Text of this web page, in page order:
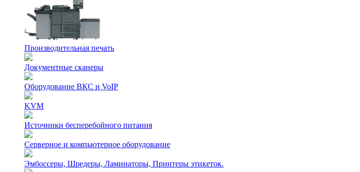
Производительная печать
Документные сканеры
Оборудование ВКС и VoIP
KVM
Источники бесперебойного питания
Серверное и компьютерное оборудование
Эмбоссеры, Шредеры, Ламинаторы, Принтеры этикеток.